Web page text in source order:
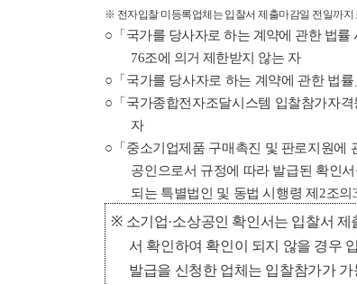
※ 전자입찰 미등록업체는 입찰서 제출마감일 전일까
○「 국가를 당사자로 하는 계약에 관한 법률
76조에 의거 제한받지 않는 자
○「 국가를 당사자로 하는 계약에 관한 법률
○「 국가종합전자조달시스템 입찰참가자격
자
○「 중소기업제품 구매촉진 및 판로지원에
공인으로서 규정에 따라 발급된 확인
되는 특별법인 및 동법 시행령 제 2조의
※ 소기업·소상공인 확인서는 입찰서
서 확인하여 확인이 되지 않을 경우
발급을 신청한 업체는 입찰참가가 가